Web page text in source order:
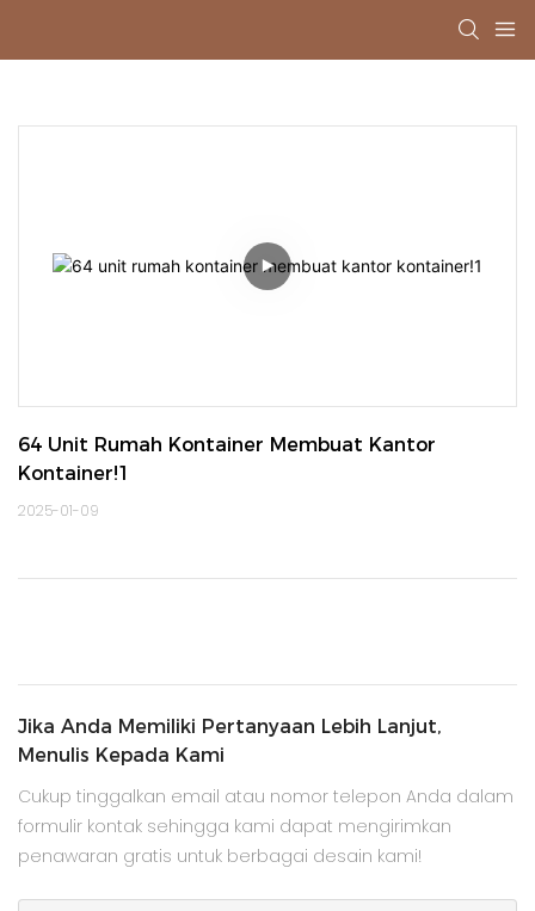
64 Unit Rumah Kontainer Membuat Kantor
Kontainer!1
2025-01-09
Jika Anda Memiliki Pertanyaan Lebih Lanjut,
Menulis Kepada Kami
Cukup tinggalkan email atau nomor telepon Anda dalam
formulir kontak sehingga kami dapat mengirimkan
penawaran gratis untuk berbagai desain kami!